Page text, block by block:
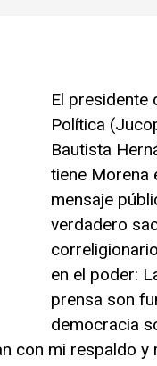
El presidente
Política
Bautista
tiene Morena
mensaje
verdadero
en el poder:
prensa son
democracia
con mi respaldo